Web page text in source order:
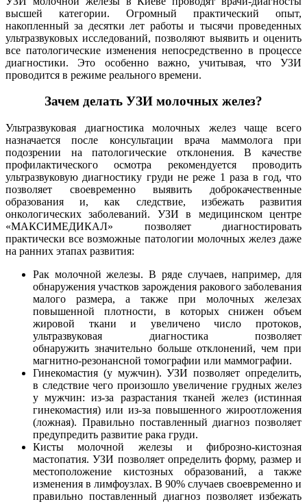
высшей категории. Огромный практический опыт,
накопленный за десятки лет работы и тысячи проведенных
ультразвуковых исследований, позволяют выявить и оценить
все патологические изменения непосредственно в процессе
диагностики. Это особенно важно, учитывая, что УЗИ
проводится в режиме реального времени.
Зачем делать УЗИ молочных желез?
Ультразвуковая диагностика молочных желез чаще всего
назначается после консультации врача маммолога при
подозрении на патологические отклонения. В качестве
профилактического осмотра рекомендуется проводить
ультразвуковую диагностику груди не реже 1 раза в год, что
позволяет своевременно выявить доброкачественные
образования и, как следствие, избежать развития
онкологических заболеваний. УЗИ в медицинском центре
«МАКСИМЕДИКАЛ» позволяет диагностировать
практически все возможные патологии молочных желез даже
на ранних этапах развития:
Рак молочной железы. В ряде случаев, например, для
обнаружения участков зарождения ракового заболевания
малого размера, а также при молочных железах
повышенной плотности, в которых снижен объем
жировой ткани и увеличено число протоков,
ультразвуковая диагностика позволяет
обнаружить значительно больше отклонений, чем при
магнитно-резонансной томографии или маммографии.
Гинекомастия (у мужчин). УЗИ позволяет определить,
в следствие чего произошло увеличение грудных желез
у мужчин: из-за разрастания тканей желез (истинная
гинекомастия) или из-за повышенного жироотложения
(ложная). Правильно поставленный диагноз позволяет
предупредить развитие рака груди.
Кисты молочной железы и фиброзно-кистозная
мастопатия. УЗИ позволяет определить форму, размер и
местоположение кистозных образований, а также
изменения в лимфоузлах. В 90% случаев своевременно и
правильно поставленный диагноз позволяет избежать